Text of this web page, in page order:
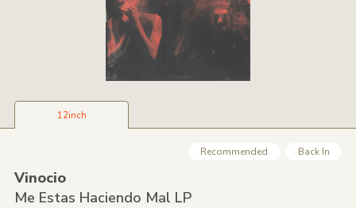
12inch
Recommended Back In
Vinocio
Me Estas Haciendo Mal LP